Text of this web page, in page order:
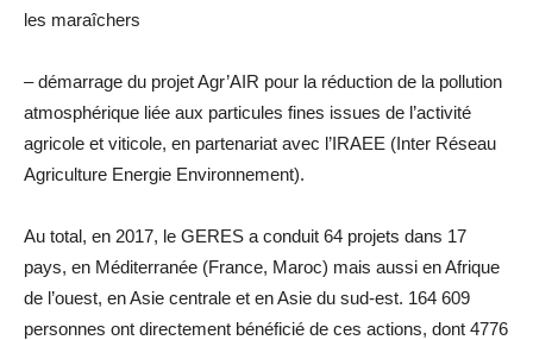
les maraîchers
– démarrage du projet Agr’AIR pour la réduction de la pollution
atmosphérique liée aux particules fines issues de l’activité
agricole et viticole, en partenariat avec l’IRAEE (Inter Réseau
Agriculture Energie Environnement).
Au total, en 2017, le GERES a conduit 64 projets dans 17
pays, en Méditerranée (France, Maroc) mais aussi en Afrique
de l’ouest, en Asie centrale et en Asie du sud-est. 164 609
personnes ont directement bénéficié de ces actions, dont 4776